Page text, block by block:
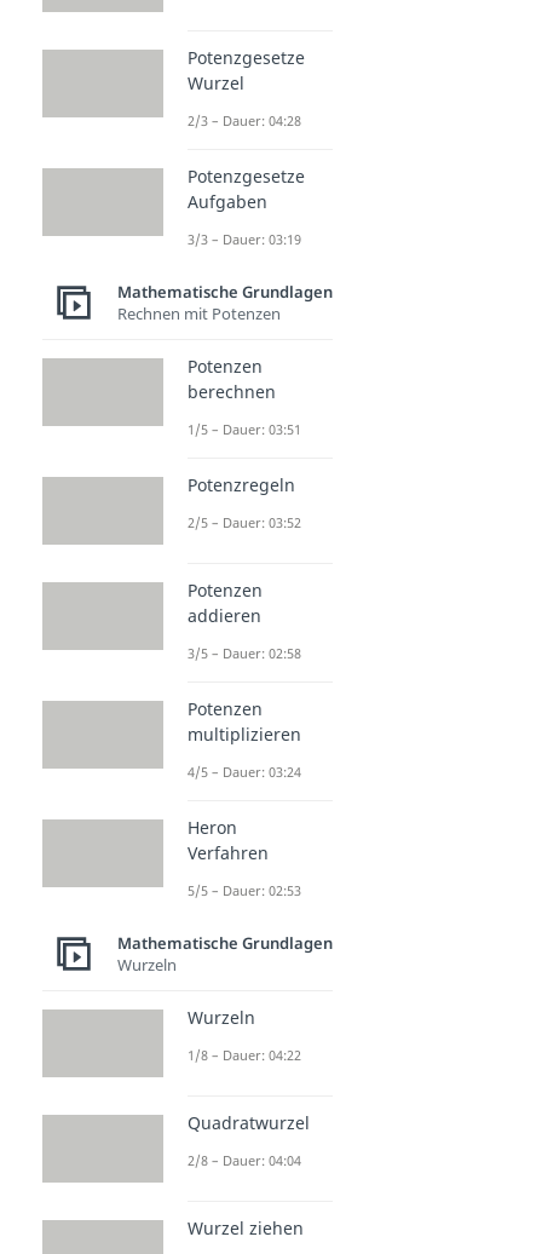
Potenzgesetze
Wurzel
2/3 – Dauer: 04:28
Potenzgesetze
Aufgaben
3/3 – Dauer: 03:19
Mathematische Grundlagen
Rechnen mit Potenzen
Potenzen
berechnen
1/5 – Dauer: 03:51
Potenzregeln
2/5 – Dauer: 03:52
Potenzen
addieren
3/5 – Dauer: 02:58
Potenzen
multiplizieren
4/5 – Dauer: 03:24
Heron
Verfahren
5/5 – Dauer: 02:53
Mathematische Grundlagen
Wurzeln
Wurzeln
1/8 – Dauer: 04:22
Quadratwurzel
2/8 – Dauer: 04:04
Wurzel ziehen